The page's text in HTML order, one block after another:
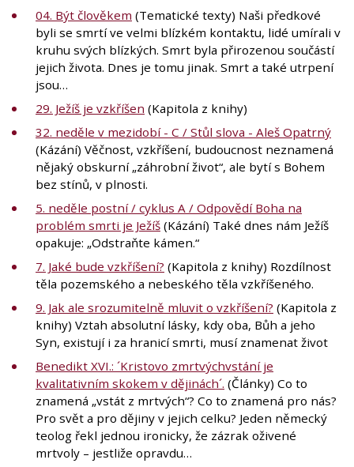
04. Být člověkem (Tematické texty) Naši předkové
byli se smrtí ve velmi blízkém kontaktu, lidé umírali v
kruhu svých blízkých. Smrt byla přirozenou součástí
jejich života. Dnes je tomu jinak. Smrt a také utrpení
jsou…
29. Ježíš je vzkříšen (Kapitola z knihy)
32. neděle v mezidobí - C / Stůl slova - Aleš Opatrný
(Kázání) Věčnost, vzkříšení, budoucnost neznamená
nějaký obskurní „záhrobní život“, ale bytí s Bohem
bez stínů, v plnosti.
5. neděle postní / cyklus A / Odpovědí Boha na
problém smrti je Ježíš (Kázání) Také dnes nám Ježíš
opakuje: „Odstraňte kámen.“
7. Jaké bude vzkříšení? (Kapitola z knihy) Rozdílnost
těla pozemského a nebeského těla vzkříšeného.
9. Jak ale srozumitelně mluvit o vzkříšení? (Kapitola z
knihy) Vztah absolutní lásky, kdy oba, Bůh a jeho
Syn, existují i za hranicí smrti, musí znamenat život
Benedikt XVI.: ´Kristovo zmrtvýchvstání je
kvalitativním skokem v dějinách´. (Články) Co to
znamená „vstát z mrtvých“? Co to znamená pro nás?
Pro svět a pro dějiny v jejich celku? Jeden německý
teolog řekl jednou ironicky, že zázrak oživené
mrtvoly – jestliže opravdu…